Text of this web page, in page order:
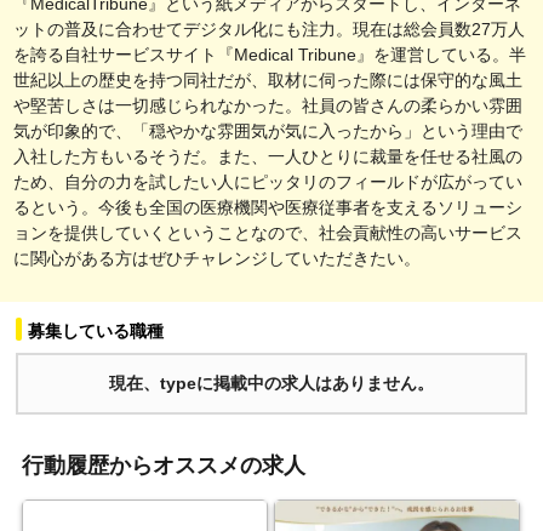
ットの普及に合わせてデジタル化にも注力。現在は総会員数27万人
を誇る自社サービスサイト『Medical Tribune』を運営している。半
世紀以上の歴史を持つ同社だが、取材に伺った際には保守的な風土
や堅苦しさは一切感じられなかった。社員の皆さんの柔らかい雰囲
気が印象的で、「穏やかな雰囲気が気に入ったから」という理由で
入社した方もいるそうだ。また、一人ひとりに裁量を任せる社風の
ため、自分の力を試したい人にピッタリのフィールドが広がってい
るという。今後も全国の医療機関や医療従事者を支えるソリューシ
ョンを提供していくということなので、社会貢献性の高いサービス
に関心がある方はぜひチャレンジしていただきたい。
募集している職種
現在、typeに掲載中の求人はありません。
行動履歴からオススメの求人